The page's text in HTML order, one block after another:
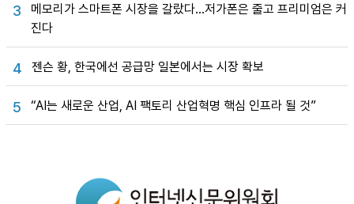
3
메모리가 스마트폰 시장을 갈랐다…저가폰은 줄고 프리미엄은 커
진다
4 젠슨 황, 한국에선 공급망 일본에서는 시장 확보
5 “AI는 새로운 산업, AI 팩토리 산업혁명 핵심 인프라 될 것”